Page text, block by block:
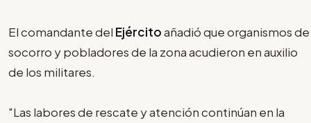
El comandante del Ejércitoañadió que organismos de
socorro y pobladores de la zona acudieron en auxilio
de los militares.
"Las labores de rescate y atención continúan en la